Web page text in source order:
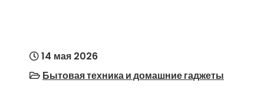
14 мая 2026
Бытовая техника и домашние гаджеты